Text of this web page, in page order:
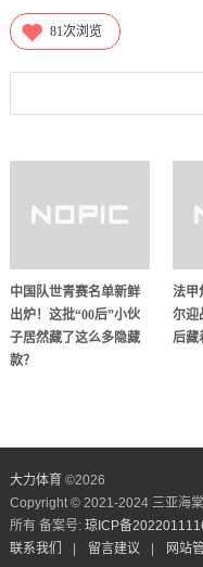
81次浏览
中国队世青赛名单新鲜
出炉！这批“00后”小伙
子居然藏了这么多隐藏
款？
法甲
尔迎
后藏
大力体育 ©2026
Copyright © 2021-2024 三亚海
所有 备案号: 琼ICP备
联系我们
留言建议 网站